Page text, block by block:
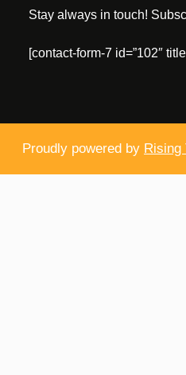
Stay always in touch!
[contact-form-7 id=”102″
Proudly powered by Rising